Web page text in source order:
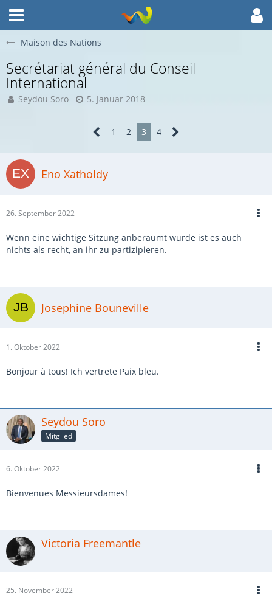
Maison des Nations
Secrétariat général du Conseil
International
Seydou Soro 5. Januar 2018
1 2 3 4
Eno Xatholdy
26. September 2022
Wenn eine wichtige Sitzung anberaumt wurde ist es auch
nichts als recht, an ihr zu partizipieren.
Josephine Bouneville
1. Oktober 2022
Bonjour à tous! Ich vertrete Paix bleu.
Seydou Soro
Mitglied
6. Oktober 2022
Bienvenues Messieursdames!
Victoria Freemantle
25. November 2022